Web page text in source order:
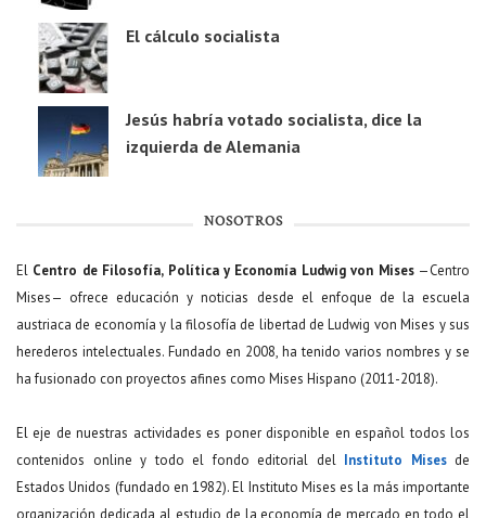
El cálculo socialista
Jesús habría votado socialista, dice la
izquierda de Alemania
NOSOTROS
El Centro de Filosofía, Política y Economía Ludwig von Mises—Centro
Mises— ofrece educación y noticias desde el enfoque de la escuela
austriaca de economía y la filosofía de libertad de Ludwig von Mises y sus
herederos intelectuales. Fundado en 2008, ha tenido varios nombres y se
ha fusionado con proyectos afines como Mises Hispano (2011-2018).
El eje de nuestras actividades es poner disponible en español todos los
contenidos online y todo el fondo editorial del Instituto Misesde
Estados Unidos (fundado en 1982). El Instituto Mises es la más importante
organización dedicada al estudio de la economía de mercado en todo el